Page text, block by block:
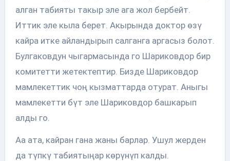
алган табияты такыр эле ага жол бербейт.
Иттик эле кыла берет. Акырында доктор өзү
кайра итке айландырып салганга аргасыз болот.
Булгаковдун чыгармасында го Шариковдор бир
комитетти жетектептир. Бизде Шариковдор
мамлекеттик чоң кызматтарда отурат. Аныгы
мамлекетти бүт эле Шариковдор башкарып
алды го.
Аа ата, кайран гана жаны барлар. Ушул жерден
да түпкү табиятыңар көрүнүп калды.